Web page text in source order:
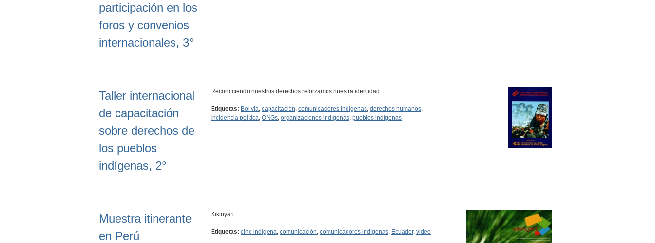
participación en los
foros y convenios
internacionales, 3°
Taller internacional
de capacitación
sobre derechos de
los pueblos
indígenas, 2°
Reconociendo nuestros derechos reforzamos nuestra identidad
Etiquetas: Bolivia capacitación comunicadores indígenas derechos humanos
incidencia política ONGs organizaciones indígenas pueblos indígenas
Muestra itinerante
en Perú
Kikinyari
Etiquetas: cine indígena comunicación comunicadores indígenas Ecuador, video